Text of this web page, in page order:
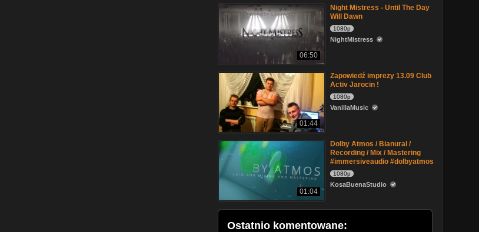
06:50
Night Mistress - Until The Day
Will Dawn
1080p
NightMistress
01:44
Zapowiedź imprezy 13.09 Club
Activ Jarocin !
1080p
VanillaMusic
01:04
Dolby Atmos / Bianural /
Recording / Mix / Mastering
#immersiveaudio #dolbyatmos
1080p
KosaBuenaStudio
Ostatnio komentowane: